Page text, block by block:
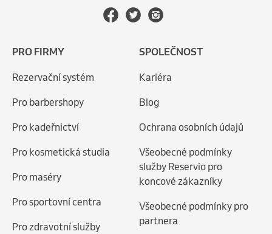
PRO FIRMY
Rezervační systém
Pro barbershopy
Pro kadeřnictví
Pro kosmetická studia
Pro maséry
Pro sportovní centra
Pro zdravotní služby
SPOLEČNOST
Kariéra
Blog
Ochrana osobních údajů
Všeobecné podmínky
služby Reservio pro
koncové zákazníky
Všeobecné podmínky pro
partnera